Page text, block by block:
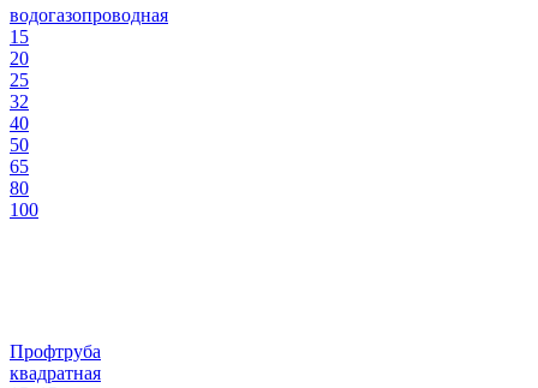
водогазопроводная
15
20
25
32
40
50
65
80
100
Профтруба
квадратная